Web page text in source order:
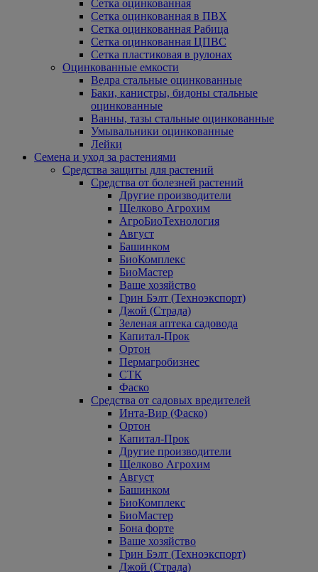
Сетка оцинкованная
Сетка оцинкованная в ПВХ
Сетка оцинкованная Рабица
Сетка оцинкованная ЦПВС
Сетка пластиковая в рулонах
Оцинкованные емкости
Ведра стальные оцинкованные
Баки, канистры, бидоны стальные
оцинкованные
Ванны, тазы стальные оцинкованные
Умывальники оцинкованные
Лейки
Семена и уход за растениями
Средства защиты для растений
Средства от болезней растений
Другие производители
Щелково Агрохим
АгроБиоТехнология
Август
Башинком
БиоКомплекс
БиоМастер
Ваше хозяйство
Грин Бэлт (Техноэкспорт)
Джой (Страда)
Зеленая аптека садовода
Капитал-Прок
Ортон
Пермагробизнес
СТК
Фаско
Средства от садовых вредителей
Инта-Вир (Фаско)
Ортон
Капитал-Прок
Другие производители
Щелково Агрохим
Август
Башинком
БиоКомплекс
БиоМастер
Бона форте
Ваше хозяйство
Грин Бэлт (Техноэкспорт)
Джой (Страда)